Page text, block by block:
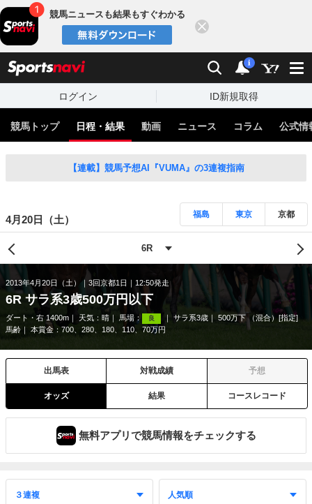
競馬ニュースも結果もすぐわかる
検索 通知
i
ログイン ID新規取得
競馬トップ 日程・結果 動画 ニュース コラム 公式情
【連載】競馬予想AI『VUMA』の3連複指南
4月20日（土） 福島 東京 京都
2013年4月20日（土） 3回京都1日 12:50発走
6R サラ系3歳500万円以下
ダート・右 1400m 天気： 晴 馬場： 良 サラ系3歳
500万下 （混合）[指定]
馬齢
本賞金：700、280、180、110、70万円
出馬表 対戦成績 予想
オッズ 結果 コースレコード
無料アプリで競馬情報をチェックする